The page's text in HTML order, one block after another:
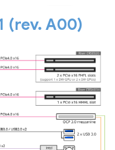
(rev. A00)